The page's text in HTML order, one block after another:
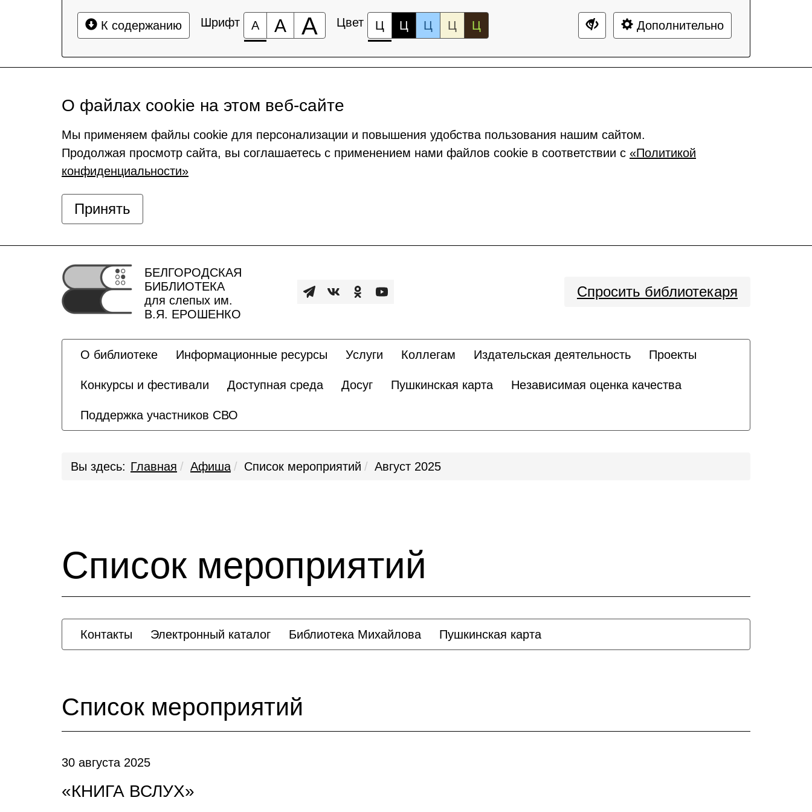
К содержанию Шрифт А А А Цвет Ц Ц Ц Ц Ц Дополнительно
О файлах cookie на этом веб-сайте
Мы применяем файлы cookie для персонализации и повышения удобства пользования нашим сайтом.
Продолжая просмотр сайта, вы соглашаетесь с применением нами файлов cookie в соответствии с «Политикой
конфиденциальности»
Принять
БЕЛГОРОДСКАЯ
БИБЛИОТЕКА
для слепых им.
В.Я. ЕРОШЕНКО
Спросить библиотекаря
О библиотеке Информационные ресурсы Услуги Коллегам Издательская деятельность Проекты
Конкурсы и фестивали Доступная среда Досуг Пушкинская карта Независимая оценка качества
Поддержка участников СВО
Вы здесь: Главная Афиша Список мероприятий Август 2025
Список мероприятий
Контакты Электронный каталог Библиотека Михайлова Пушкинская карта
Список мероприятий
30 августа 2025
«КНИГА ВСЛУХ»